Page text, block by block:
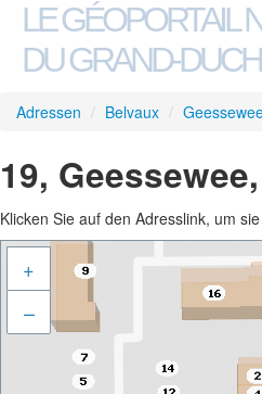
LE GÉOPORTAIL
DU GRAND-
Adressen / Belvaux /
19,
Klicken Sie auf den Adresslink, um
+
–